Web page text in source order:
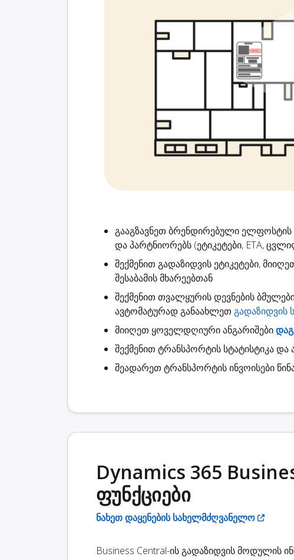
გააგზავნეთ ბრენდირებული ელფოსტის
და პარტნიორებს (ეტიკეტები, ETA,
შექმენით გადაზიდვის ეტიკეტები,
შესაბამის მხარეებთან
შექმენით თვალყურის დევნების
ავტომატურად განაახლეთ გადაზიდვის
მიიღეთ ყოველდღიური ანგარიშები
შექმენით ტრანსპორტის სტატისტიკადა
შეადარეთ ტრანსპორტის ინვოისები
Dynamics 365
ფუნქციები
ნახეთ დაყენების სახელმძღვანელო
Business Central-ის გადაზიდვის მოდულის